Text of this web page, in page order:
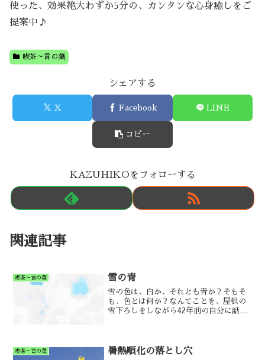
使った、効果絶大わずか5分の、カンタンな心身癒しをご
提案中♪
喫茶～言の葉
シェアする
X Facebook LINE
コピー
KAZUHIKOをフォローする
関連記事
喫茶～言の葉 雪の青
雪の色は、白か、それとも青か？そもそ
も、色とは何か？なんてことを、屋根の
雪下ろしをしながら42年前の自分に話し
喫茶～言の葉 暑熱順化の落とし穴